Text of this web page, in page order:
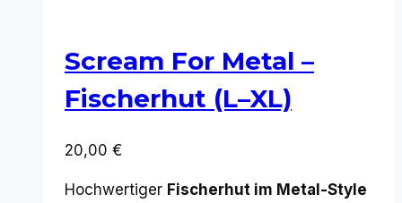
Scream For Metal –
Fischerhut (L–XL)
20,00 €
Hochwertiger Fischerhut im Metal-Style